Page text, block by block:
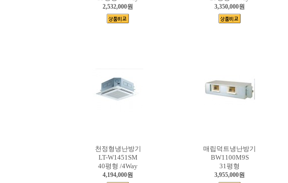
2,532,000원 3,350,000원
천정형냉난방기
LT-W1451SM
40평형 /4Way
4,194,000원
매립덕트냉난방기
BW1100M9S
31평형
3,955,000원